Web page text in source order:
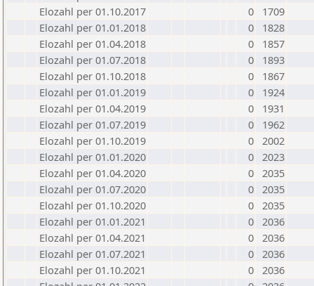
Elozahl per 01.10.2017
0
1709
Elozahl per 01.01.2018
0
1828
Elozahl per 01.04.2018
0
1857
Elozahl per 01.07.2018
0
1893
Elozahl per 01.10.2018
0
1867
Elozahl per 01.01.2019
0
1924
Elozahl per 01.04.2019
0
1931
Elozahl per 01.07.2019
0
1962
Elozahl per 01.10.2019
0 2002
Elozahl per 01.01.2020
0 2023
Elozahl per 01.04.2020
0 2035
Elozahl per 01.07.2020
0 2035
Elozahl per 01.10.2020
0 2035
Elozahl per 01.01.2021
0 2036
Elozahl per 01.04.2021
0 2036
Elozahl per 01.07.2021
0 2036
Elozahl per 01.10.2021
0 2036